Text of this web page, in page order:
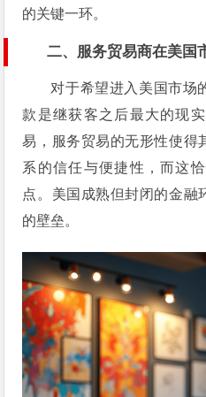
的关键一环。
二、服务贸易商在美国
对于希望进入美国市场
款是继获客之后最大的现
易，服务贸易的无形性使得
系的信任与便捷性，而这
点。美国成熟但封闭的金融
的壁垒。